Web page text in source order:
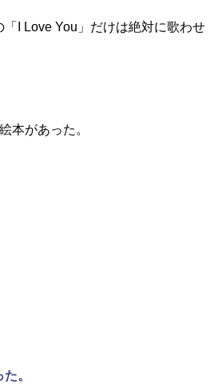
I Love You」だけは絶対に歌わせ
本があった。
。